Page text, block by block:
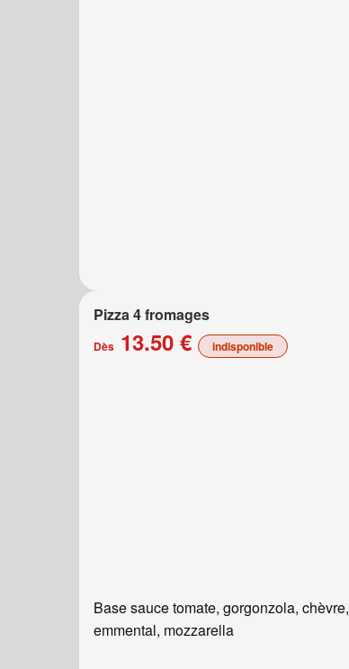
Pizza 4 fromages
Dès 13.50 € indisponible
Base sauce tomate, gorgonzola, chèvre,
emmental, mozzarella